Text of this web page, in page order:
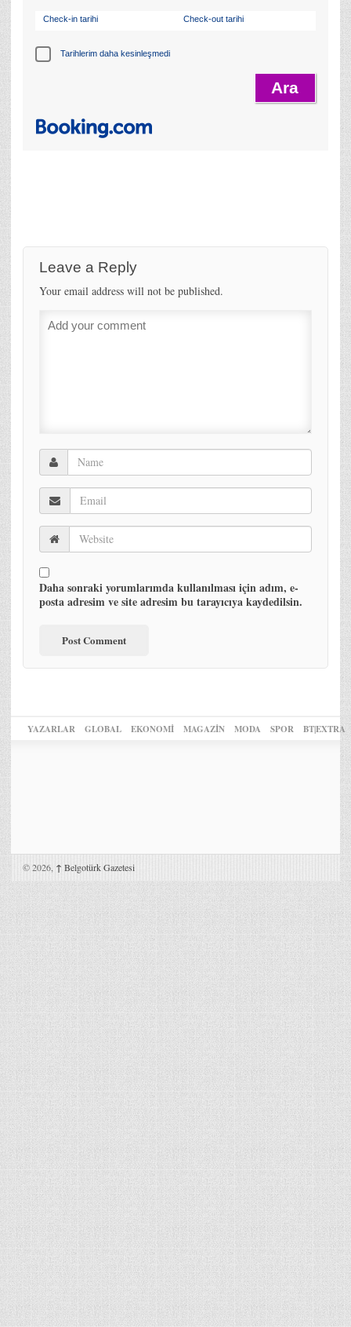
Check-in tarihi Check-out tarihi
Tarihlerim daha kesinleşmedi
Leave a Reply
Your email address will not be published.
Daha sonraki yorumlarımda kullanılması için adım, e-
posta adresim ve site adresim bu tarayıcıya kaydedilsin.
YAZARLAR GLOBAL EKONOMİ MAGAZİN MODA SPOR BT|EXTRA
© 2026, ↑ Belgotürk Gazetesi